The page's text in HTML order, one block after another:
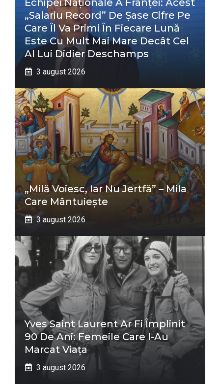
„salariu Record” De Șase Cifre Pe
Care Îl Va Primi În Fiecare Lună
Este Cu Mult Mai Mare Decât Cel
Al Lui Didier Deschamps
3 august 2026
„Milă Voiesc, Iar Nu Jertfă” – Mila
Care Mântuiește
3 august 2026
Yves Saint Laurent Ar Fi Împlinit
90 De Ani: Femeile Care I-Au
Marcat Viața
3 august 2026